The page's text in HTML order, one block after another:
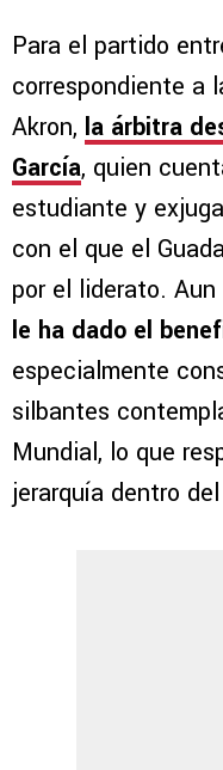
Para el partido
correspondiente a
Akron, la árbitra
García, quien
estudiante y
con el que el
por el liderato. Aun
le ha dado el
especialmente
silbantes
Mundial, lo que
jerarquía dentro